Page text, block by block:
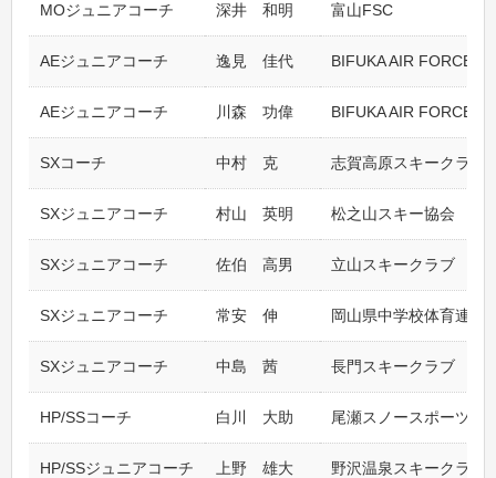
MOジュニアコーチ 深井 和明 富山FSC
AEジュニアコーチ 逸見 佳代 BIFUKA AIR FORCE
AEジュニアコーチ 川森 功偉 BIFUKA AIR FORCE
SXコーチ 中村 克 志賀高原スキークラブ
SXジュニアコーチ 村山 英明 松之山スキー協会
SXジュニアコーチ 佐伯 高男 立山スキークラブ
SXジュニアコーチ 常安 伸 岡山県中学校体育連盟
SXジュニアコーチ 中島 茜 長門スキークラブ
HP/SSコーチ 白川 大助 尾瀬スノースポーツク
HP/SSジュニアコーチ 上野 雄大 野沢温泉スキークラブ